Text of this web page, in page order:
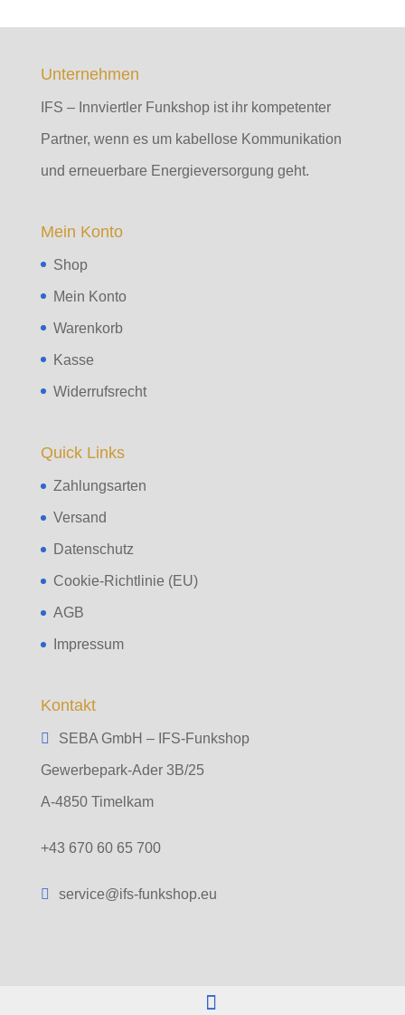
Unternehmen
IFS – Innviertler Funkshop ist ihr kompetenter
Partner, wenn es um kabellose Kommunikation
und erneuerbare Energieversorgung geht.
Mein Konto
Shop
Mein Konto
Warenkorb
Kasse
Widerrufsrecht
Quick Links
Zahlungsarten
Versand
Datenschutz
Cookie-Richtlinie (EU)
AGB
Impressum
Kontakt
SEBA GmbH – IFS-Funkshop
Gewerbepark-Ader 3B/25
A-4850 Timelkam
+43 670 60 65 700
service@ifs-funkshop.eu